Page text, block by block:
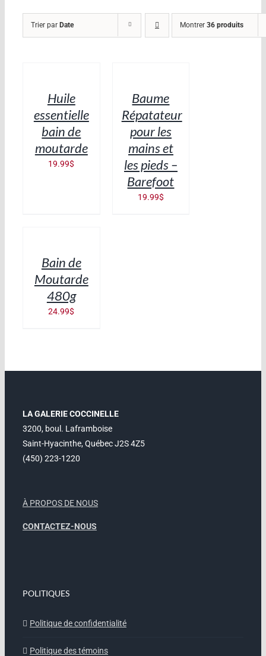
Trier par Date Montrer 36 produits
DÉTAILSHuile
essentielle
bain de
moutarde
19.99$
DÉTAILSBaume
Répatateur
pour les
mains et
les pieds –
Barefoot
19.99$
DÉTAILSBain de
Moutarde
480g
24.99$
LA GALERIE COCCINELLE
3200, boul. Laframboise
Saint-Hyacinthe, Québec J2S 4Z5
(450) 223-1220
À PROPOS DE NOUS
CONTACTEZ-NOUS
POLITIQUES
Politique de confidentialité
Politique des témoins